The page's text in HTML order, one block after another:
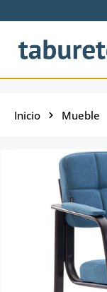
Saltar al contenido
Inicio Mueble